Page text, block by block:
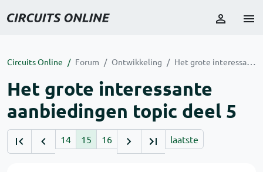
Circuits Online Forum Ontwikkeling Het grote interessante aanbiedingen topic deel 5
Het grote interessante
aanbiedingen topic deel 5
14 15 16 laatste